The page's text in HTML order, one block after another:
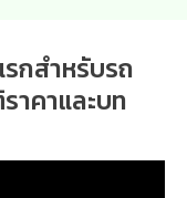
กสำหรับรถ
าคาและบท